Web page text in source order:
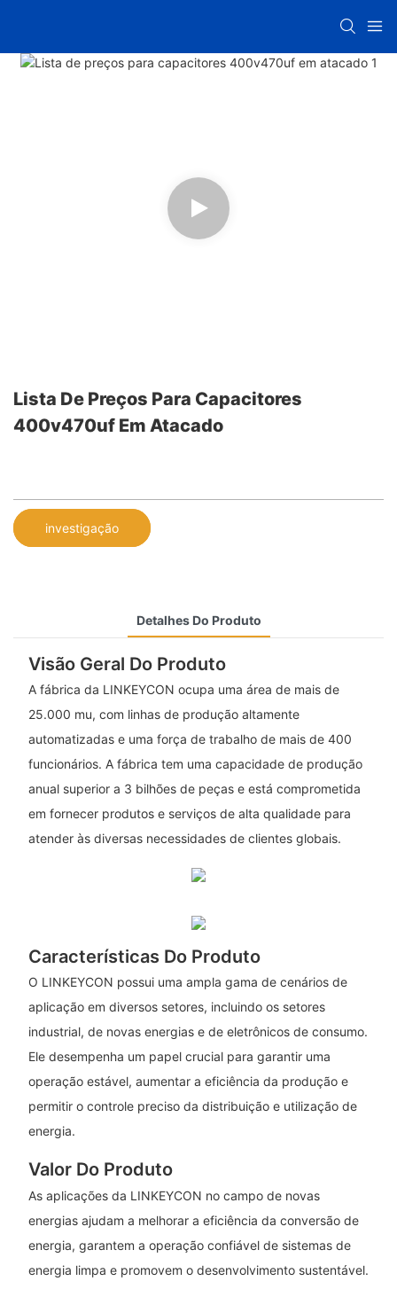
Lista De Preços Para Capacitores
400v470uf Em Atacado
investigação
Detalhes Do Produto
Visão Geral Do Produto
A fábrica da LINKEYCON ocupa uma área de mais de
25.000 mu, com linhas de produção altamente
automatizadas e uma força de trabalho de mais de 400
funcionários. A fábrica tem uma capacidade de produção
anual superior a 3 bilhões de peças e está comprometida
em fornecer produtos e serviços de alta qualidade para
atender às diversas necessidades de clientes globais.
Características Do Produto
O LINKEYCON possui uma ampla gama de cenários de
aplicação em diversos setores, incluindo os setores
industrial, de novas energias e de eletrônicos de consumo.
Ele desempenha um papel crucial para garantir uma
operação estável, aumentar a eficiência da produção e
permitir o controle preciso da distribuição e utilização de
energia.
Valor Do Produto
As aplicações da LINKEYCON no campo de novas
energias ajudam a melhorar a eficiência da conversão de
energia, garantem a operação confiável de sistemas de
energia limpa e promovem o desenvolvimento sustentável.